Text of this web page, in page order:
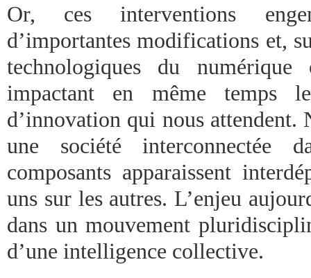
Or, ces interventions
d’importantes modifications et,
technologiques du
impactant en même temps
d’innovation qui nous attendent.
une société interconnectée
composants apparaissent
uns sur les autres. L’enjeu
dans un mouvement
d’une intelligence collective.